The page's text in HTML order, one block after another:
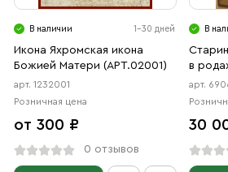
В наличии 1-30 дней
Икона Яхромская икона
Божией Матери (АРТ.02001)
арт. 1232001
Розничная цена
от 300 ₽
0 отзывов
В
в
арт.
30